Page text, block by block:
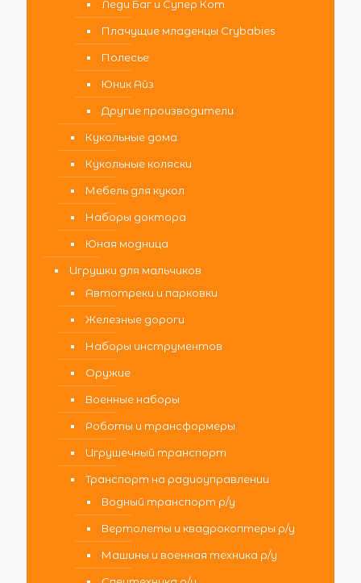
Леди Баг и Супер Кот
Плачущие младенцы Crybabies
Полесье
Юник Айз
Другие производители
Кукольные дома
Кукольные коляски
Мебель для кукол
Наборы доктора
Юная модница
Игрушки для мальчиков
Автотреки и парковки
Железные дороги
Наборы инструментов
Оружие
Военные наборы
Роботы и трансформеры
Игрушечный транспорт
Транспорт на радиоуправлении
Водный транспорт р/у
Вертолеты и квадрокоптеры р/у
Машины и военная техника р/у